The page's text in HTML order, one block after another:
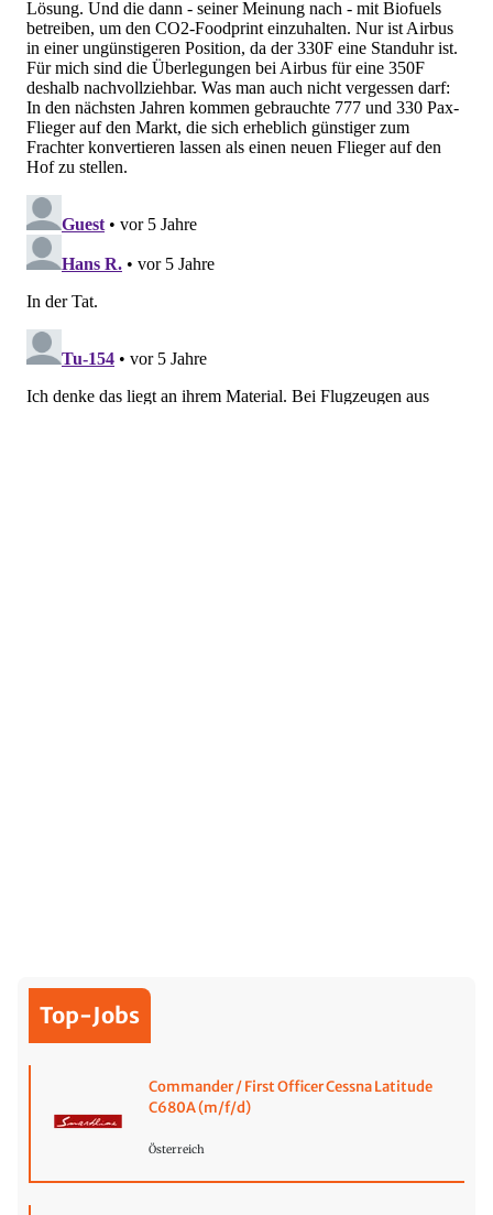
Top-Jobs
Commander / First Officer Cessna Latitude
C680A (m/f/d)
Österreich